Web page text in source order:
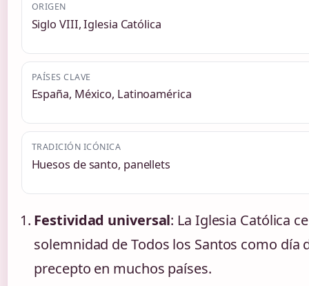
ORIGEN
Siglo VIII, Iglesia Católica
PAÍSES CLAVE
España, México, Latinoamérica
TRADICIÓN ICÓNICA
Huesos de santo, panellets
Festividad universal: La Iglesia Católica
solemnidad de Todos los Santos como día
precepto en muchos países.